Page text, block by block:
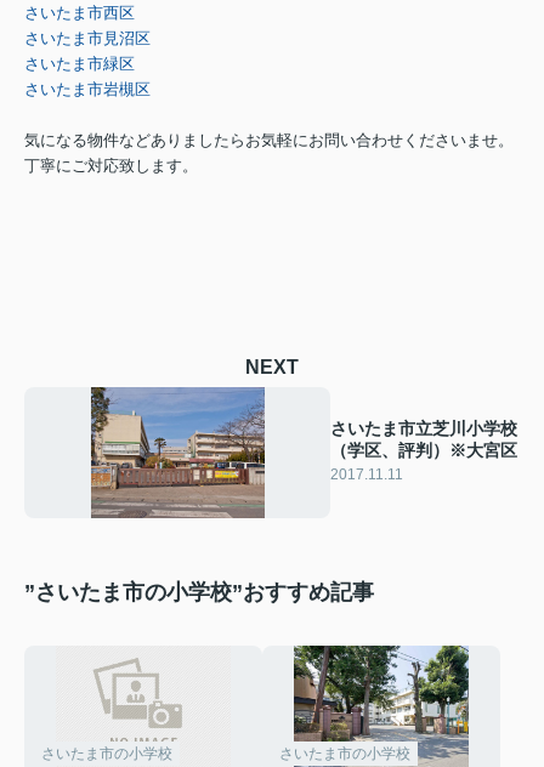
さいたま市西区
さいたま市見沼区
さいたま市緑区
さいたま市岩槻区
気になる物件などありましたらお気軽にお問い合わせくださいませ。
丁寧にご対応致します。
NEXT
さいたま市立芝川小学校
（学区、評判）※大宮区
2017.11.11
”さいたま市の小学校”おすすめ記事
さいたま市の小学校 さいたま市の小学校